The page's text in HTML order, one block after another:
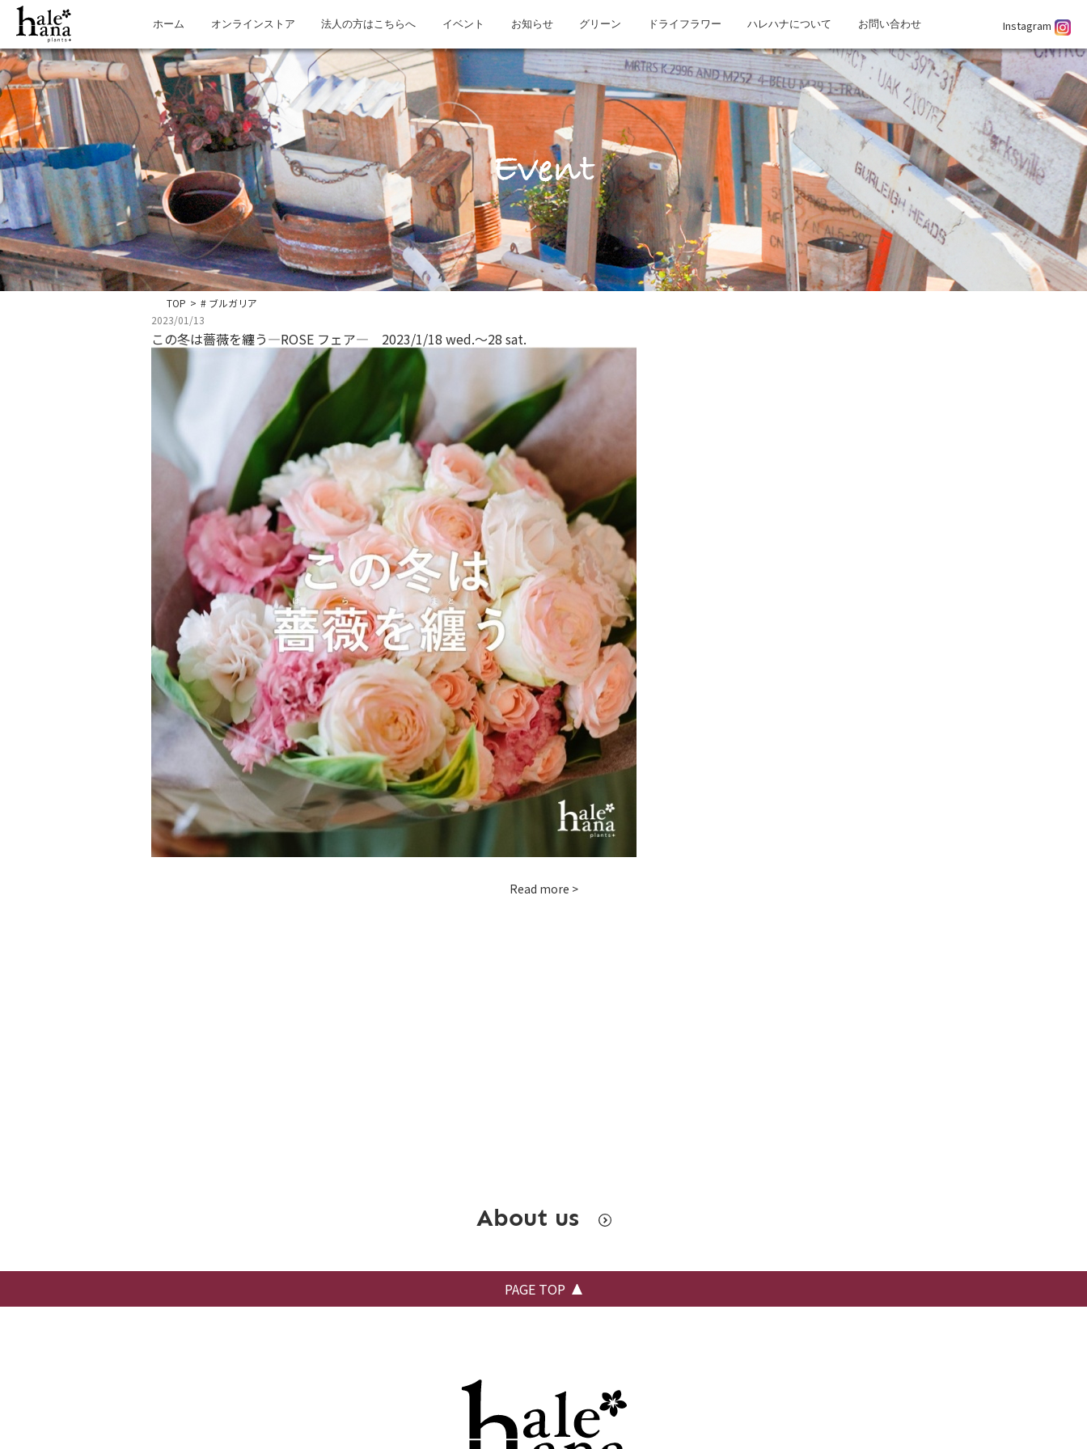
ホーム オンラインストア 法人の方はこちらへ イベント お知らせ グリーン ドライフラワー ハレハナについて お問い合わせ Instagram
Event
TOP > # ブルガリア
2023/01/13
この冬は薔薇を纏う―ROSE フェア― 2023/1/18 wed.～28 sat.
Read more >
About us
PAGE TOP